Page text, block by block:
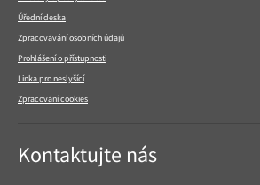
Úřední deska
Zpracovávání osobních údajů
Prohlášení o přístupnosti
Linka pro neslyšící
Zpracování cookies
Kontaktujte nás